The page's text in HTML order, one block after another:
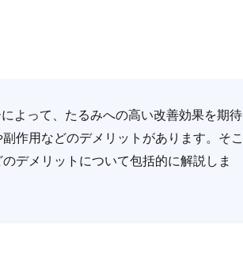
よって、たるみへの高い改善効果を期待
作用などのデメリットがあります。そこ
デメリットについて包括的に解説しま